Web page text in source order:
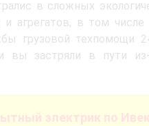
в сложных
в том числе
грузовой техпомощи
вы застряли в пути
электрик по